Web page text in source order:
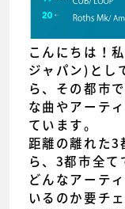
こんにちは！
ジャパン)とし
ら、その都市
な曲やアーテ
ています。
距離の離れた3
ら、3都市全て
どんなアーテ
いるのか要チ